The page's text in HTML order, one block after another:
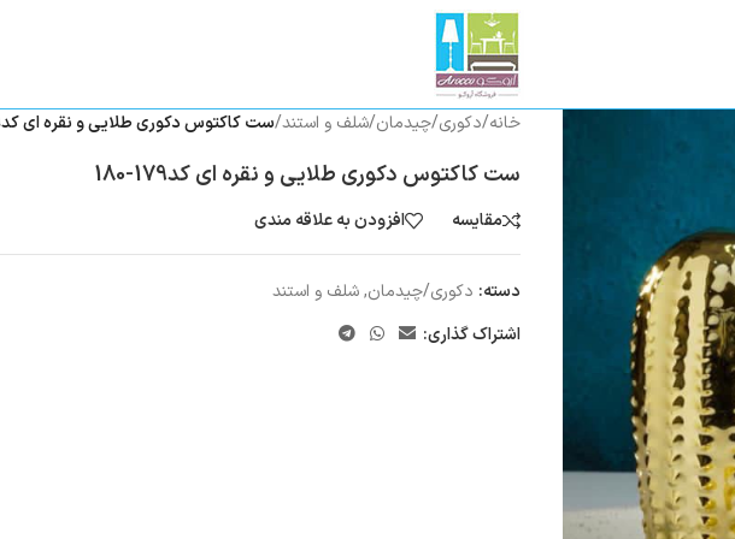
خانه/دکوری/چیدمان/شلف و استند/ست کاکتوس دکوری طلایی و نقره ای کد179-180
ست کاکتوس دکوری طلایی و نقره ای کد179-180
مقایسه افزودن به علاقه مندی
دسته: دکوری/چیدمان,شلف و استند
اشتراک گذاری: